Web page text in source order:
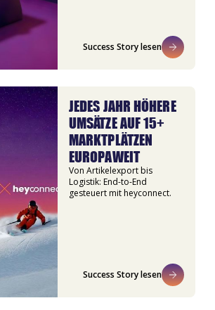
Success Story lesen
JEDES JAHR HÖHERE
UMSÄTZE AUF 15+
MARKTPLÄTZEN
EUROPAWEIT
Von Artikelexport bis
Logistik: End-to-End
gesteuert mit heyconnect.
Success Story lesen